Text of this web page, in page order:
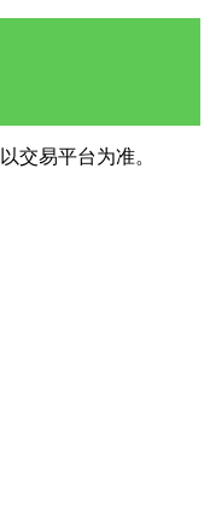
交易平台为准。